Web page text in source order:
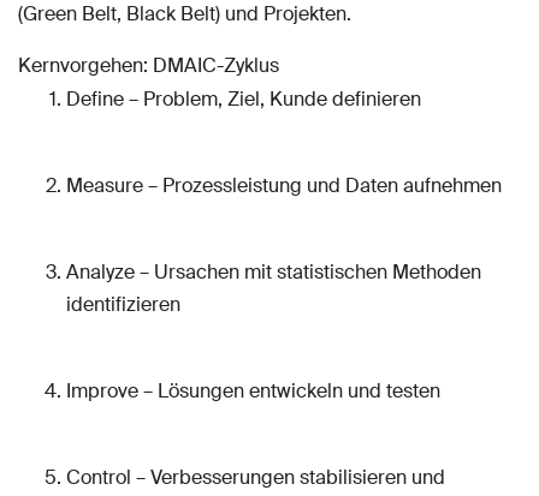
(Green Belt, Black Belt) und Projekten.
Kernvorgehen: DMAIC-Zyklus
Define – Problem, Ziel, Kunde definieren
Measure – Prozessleistung und Daten aufnehmen
Analyze – Ursachen mit statistischen Methoden
identifizieren
Improve – Lösungen entwickeln und testen
Control – Verbesserungen stabilisieren und